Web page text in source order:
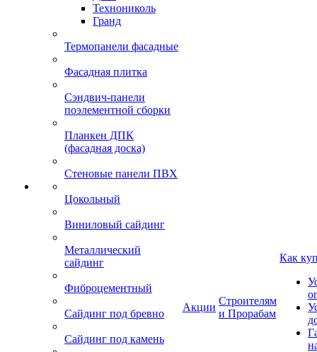
Технониколь
Гранд
Термопанели фасадные
Фасадная плитка
Сэндвич-панели
поэлементной сборки
Планкен ДПК
(фасадная доска)
Стеновые панели ПВХ
Цокольный
Виниловый сайдинг
Металлический
сайдинг
Фиброцементный
Сайдинг под бревно
Сайдинг под камень
Акции
Строителям
и Прорабам
Как